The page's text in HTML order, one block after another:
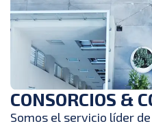
CONSORCIOS &
Somos el servicio líder